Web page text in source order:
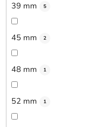
39 mm 5
45 mm 2
48 mm 1
52 mm 1